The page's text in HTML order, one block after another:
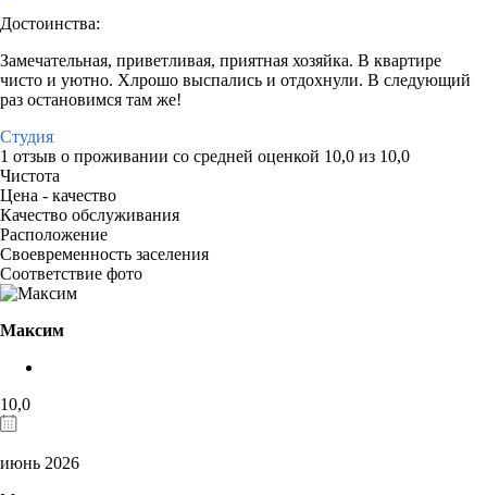
Достоинства:
Замечательная, приветливая, приятная хозяйка. В квартире
чисто и уютно. Хлрошо выспались и отдохнули. В следующий
раз остановимся там же!
Студия
1 отзыв о проживании со средней оценкой 10,0 из 10,0
Чистота
Цена - качество
Качество обслуживания
Расположение
Своевременность заселения
Соответствие фото
Максим
10,0
июнь 2026